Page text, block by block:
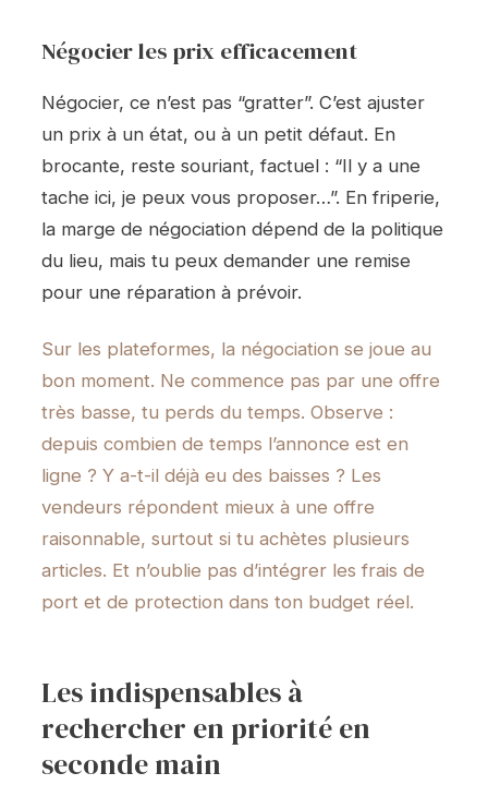
Négocier les prix efficacement
Négocier, ce n’est pas “gratter”. C’est ajuster
un prix à un état, ou à un petit défaut. En
brocante, reste souriant, factuel : “Il y a une
tache ici, je peux vous proposer…”. En friperie,
la marge de négociation dépend de la politique
du lieu, mais tu peux demander une remise
pour une réparation à prévoir.
Sur les plateformes, la négociation se joue au
bon moment. Ne commence pas par une offre
très basse, tu perds du temps. Observe :
depuis combien de temps l’annonce est en
ligne ? Y a-t-il déjà eu des baisses ? Les
vendeurs répondent mieux à une offre
raisonnable, surtout si tu achètes plusieurs
articles. Et n’oublie pas d’intégrer les frais de
port et de protection dans ton budget réel.
Les indispensables à
rechercher en priorité en
seconde main